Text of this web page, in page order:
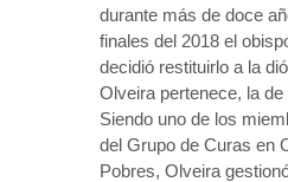
durante más de doce
finales del 2018 el
decidió restituirlo a la
Olveira pertenece, la
Siendo uno de los
del Grupo de Curas en
Pobres, Olveira